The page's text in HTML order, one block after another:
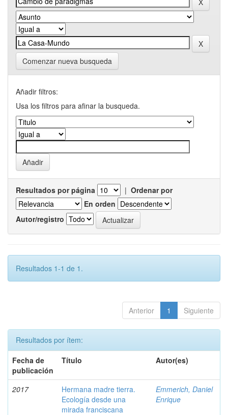
Comenzar nueva busqueda
Añadir filtros:
Usa los filtros para afinar la busqueda.
Resultados por página | Ordenar por
En orden
Autor/registro
Resultados 1-1 de 1.
Anterior 1 Siguiente
Resultados por ítem:
Fecha de
publicación
Título Autor(es)
2017
Hermana madre tierra.
Ecología desde una
mirada franciscana
Emmerich, Daniel
Enrique